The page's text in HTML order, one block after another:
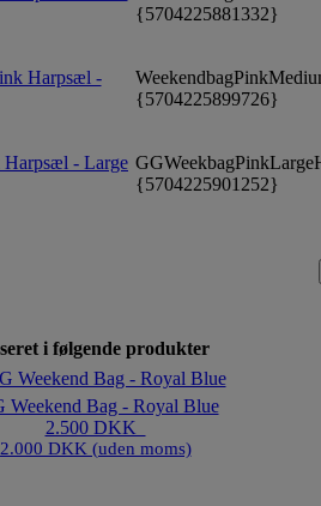
{5704225881332}
{5704225899726}
{5704225901252}
i følgende produkter
Weekend Bag - Royal Blue
2.500 DKK
2.000 DKK (uden moms)